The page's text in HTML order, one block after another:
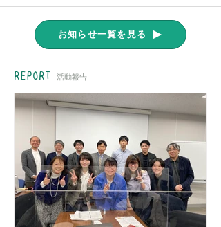
お知らせ一覧を見る
REPORT 活動報告